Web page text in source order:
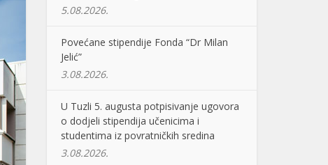
5.08.2026.
Povećane stipendije Fonda “Dr Milan
Jelić”
3.08.2026.
U Tuzli 5. augusta potpisivanje ugovora
o dodjeli stipendija učenicima i
studentima iz povratničkih sredina
3.08.2026.